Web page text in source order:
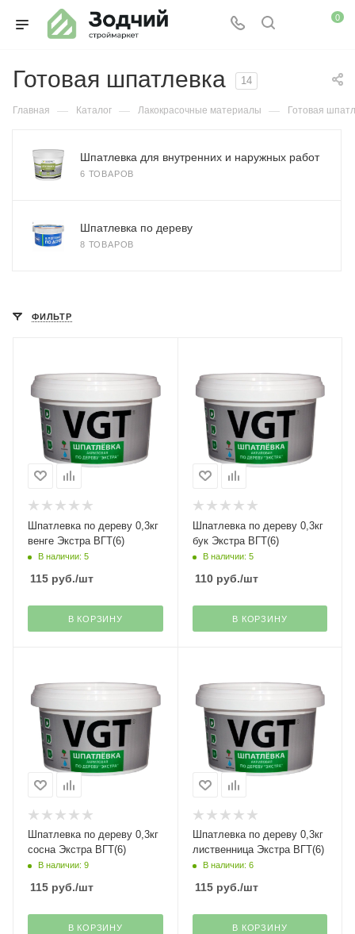
0
Готовая шпатлевка 14
Главная — Каталог — Лакокрасочные материалы — Готовая
Шпатлевка для внутренних и наружных работ
6 ТОВАРОВ
Шпатлевка по дереву
8 ТОВАРОВ
ФИЛЬТР
Шпатлевка по дереву 0,3кг
венге Экстра ВГТ(6)
В наличии: 5
115 руб./шт
В КОРЗИНУ
Шпатлевка по дереву 0,3кг
бук Экстра ВГТ(6)
В наличии: 5
110руб./шт
В КОРЗИНУ
Шпатлевка по дереву 0,3кг
сосна Экстра ВГТ(6)
В наличии: 9
115 руб./шт
В КОРЗИНУ
Шпатлевка по дереву 0,3кг
лиственница Экстра ВГТ(6)
В наличии: 6
115руб./шт
В КОРЗИНУ